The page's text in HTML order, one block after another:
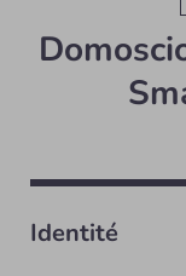
Identité